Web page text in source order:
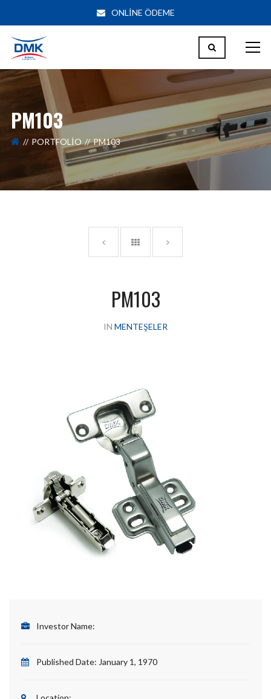
ONLİNE ÖDEME
PM103
PORTFOLIO PM103
PM103
IN MENTEŞELER
Investor Name:
Published Date: January 1, 1970